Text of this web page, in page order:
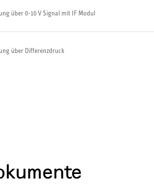
über 0-10 V Signal mit IF Modul
über Differenzdruck